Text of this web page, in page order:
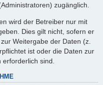
zugänglich.
wird der Betreiber nur mit
Dies gilt nicht, sofern er
Weitergabe der Daten (z.
ist oder die Daten zur
sind.